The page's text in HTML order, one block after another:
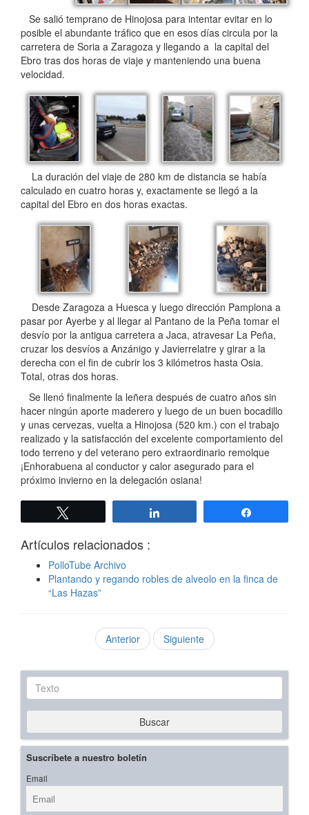
Se salió temprano de Hinojosa para intentar evitar en lo
posible el abundante tráfico que en esos días circula por la
carretera de Soria a Zaragoza y llegando a la capital del
Ebro tras dos horas de viaje y manteniendo una buena
velocidad.
La duración del viaje de 280 km de distancia se había
calculado en cuatro horas y, exactamente se llegó a la
capital del Ebro en dos horas exactas.
Desde Zaragoza a Huesca y luego dirección Pamplona a
pasar por Ayerbe y al llegar al Pantano de la Peña tomar el
desvío por la antigua carretera a Jaca, atravesar La Peña,
cruzar los desvíos a Anzánigo y Javierrelatre y girar a la
derecha con el fin de cubrir los 3 kilómetros hasta Osia.
Total, otras dos horas.
Se llenó finalmente la leñera después de cuatro años sin
hacer ningún aporte maderero y luego de un buen bocadillo
y unas cervezas, vuelta a Hinojosa (520 km.) con el trabajo
realizado y la satisfacción del excelente comportamiento del
todo terreno y del veterano pero extraordinario remolque
¡Enhorabuena al conductor y calor asegurado para el
próximo invierno en la delegación osiana!
Artículos relacionados :
PolloTube Archivo
Plantando y regando robles de alveolo en la finca de
“Las Hazas”
Anterior Siguiente
Texto
Buscar
Suscríbete a nuestro boletín
Email